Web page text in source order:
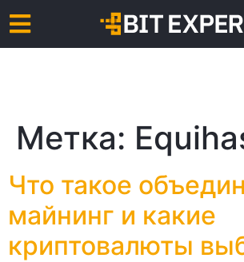
Метка:
Что такое
майнинг и какие
криптовалюты